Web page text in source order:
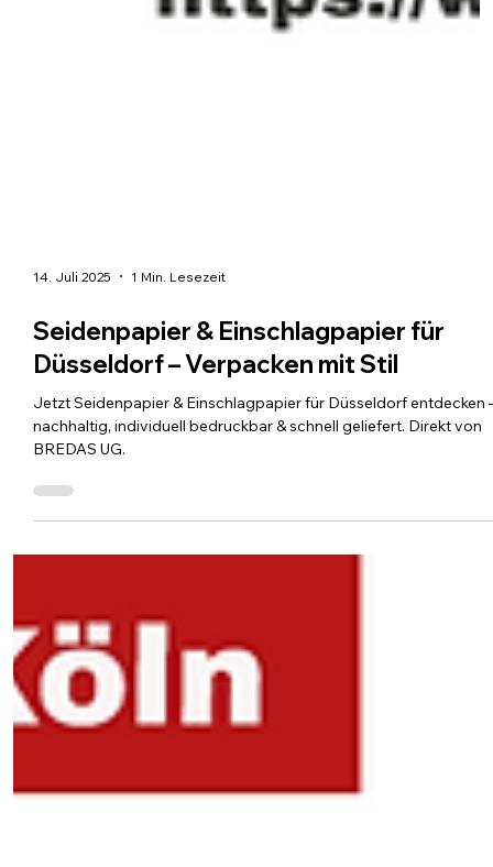
14. Juli 2025 1 Min. Lesezeit
Seidenpapier & Einschlagpapier für
Düsseldorf – Verpacken mit Stil
Jetzt Seidenpapier & Einschlagpapier für Düsseldorf entdecken
BREDAS UG.